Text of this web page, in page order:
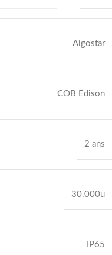
Aigostar
COB Edison
2 ans
30.000u
IP65